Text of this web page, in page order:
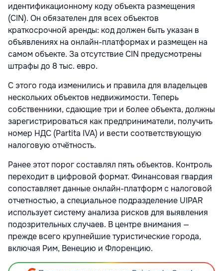
идентификационному коду объекта размещения
(CIN). Он обязателен для всех объектов
краткосрочной аренды: код должен быть указан в
объявлениях на онлайн-платформах и размещен на
самом объекте. За отсутствие CIN предусмотрены
штрафы до 8 тыс. евро.
С этого года изменились и правила для владельцев
нескольких объектов недвижимости. Теперь
собственники, сдающие три и более объекта, должны
зарегистрироваться как предприниматели, получить
номер НДС (Partita IVA) и вести соответствующую
налоговую отчётность.
Ранее этот порог составлял пять объектов. Контроль
переходит в цифровой формат. Финансовая гвардия
сопоставляет данные онлайн-платформ с налоговой
отчетностью, а специальное подразделение UIPAR
использует систему анализа рисков для выявления
подозрительных случаев. В центре внимания —
прежде всего крупнейшие туристические города,
включая Рим, Венецию и Флоренцию.